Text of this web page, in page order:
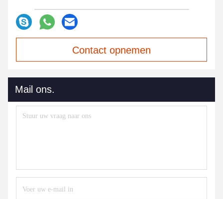
Contact opnemen
Mail ons.